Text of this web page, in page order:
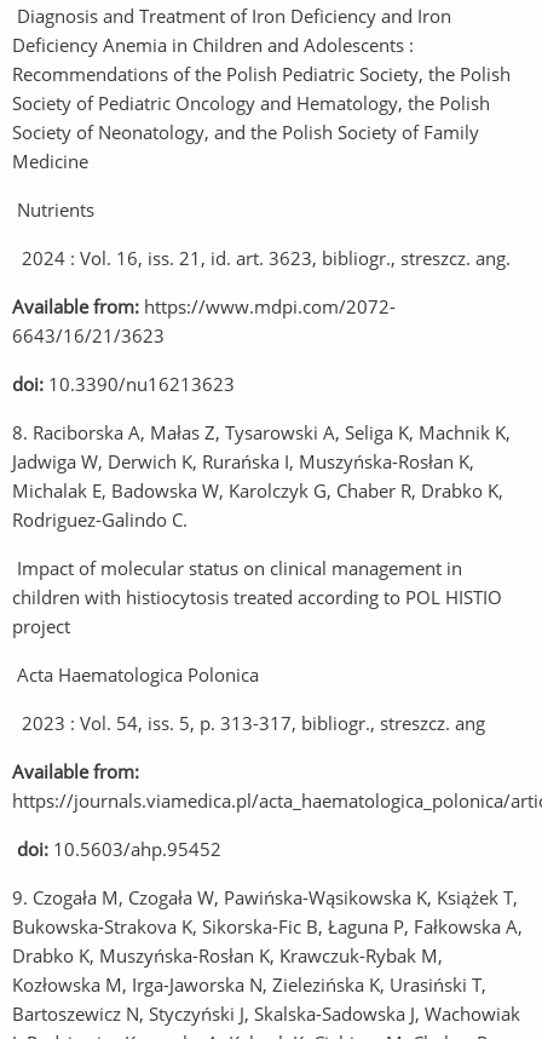
Diagnosis and Treatment of Iron Deficiency and Iron
Deficiency Anemia in Children and Adolescents :
Recommendations of the Polish Pediatric Society, the Polish
Society of Pediatric Oncology and Hematology, the Polish
Society of Neonatology, and the Polish Society of Family
Medicine
Nutrients
2024 : Vol. 16, iss. 21, id. art. 3623, bibliogr., streszcz. ang.
Available from: https://www.mdpi.com/2072-
6643/16/21/3623
doi: 10.3390/nu16213623
8. Raciborska A, Małas Z, Tysarowski A, Seliga K, Machnik K,
Jadwiga W, Derwich K, Rurańska I, Muszyńska-Rosłan K,
Michalak E, Badowska W, Karolczyk G, Chaber R, Drabko K,
Rodriguez-Galindo C.
Impact of molecular status on clinical management in
children with histiocytosis treated according to POL HISTIO
project
Acta Haematologica Polonica
2023 : Vol. 54, iss. 5, p. 313-317, bibliogr., streszcz. ang
Available from:
https://journals.viamedica.pl/acta_haematologica_polonica/
doi: 10.5603/ahp.95452
9. Czogała M, Czogała W, Pawińska-Wąsikowska K, Książek T,
Bukowska-Strakova K, Sikorska-Fic B, Łaguna P, Fałkowska A,
Drabko K, Muszyńska-Rosłan K, Krawczuk-Rybak M,
Kozłowska M, Irga-Jaworska N, Zielezińska K, Urasiński T,
Bartoszewicz N, Styczyński J, Skalska-Sadowska J, Wachowiak